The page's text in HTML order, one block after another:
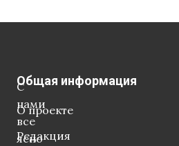
С
нами
все
ясно
Общая информация
О проекте
Редакция